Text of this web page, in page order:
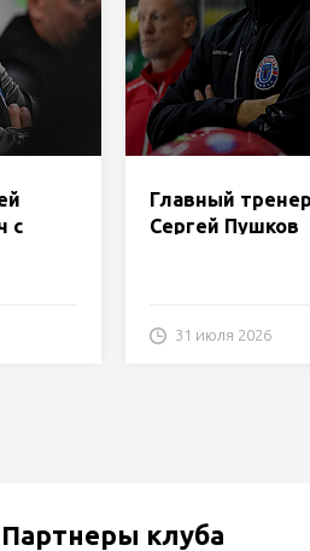
с
Главный
Сергей Пушков
31 июля 2026
Партнеры клуба